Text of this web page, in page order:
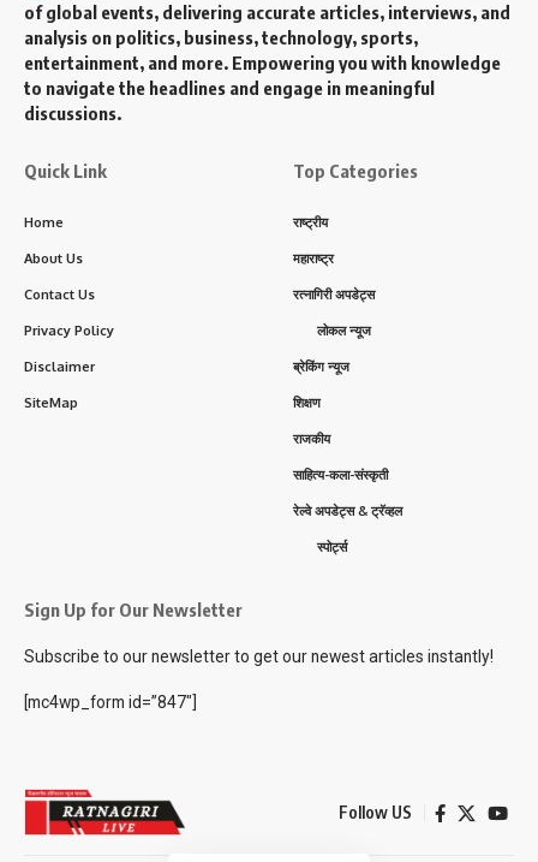
of global events, delivering accurate articles, interviews, and
analysis on politics, business, technology, sports,
entertainment, and more. Empowering you with knowledge
to navigate the headlines and engage in meaningful
discussions.
Quick Link
Home
About Us
Contact Us
Privacy Policy
Disclaimer
SiteMap
Top Categories
राष्ट्रीय
महाराष्ट्र
रत्नागिरी अपडेट्स
लोकल न्यूज
ब्रेकिंग न्यूज
शिक्षण
राजकीय
साहित्य-कला-संस्कृती
रेल्वे अपडेट्स & ट्रॅव्हल
स्पोर्ट्स
Sign Up for Our Newsletter
Subscribe to our newsletter to get our newest articles instantly!
[mc4wp_form id=”847″]
Follow US